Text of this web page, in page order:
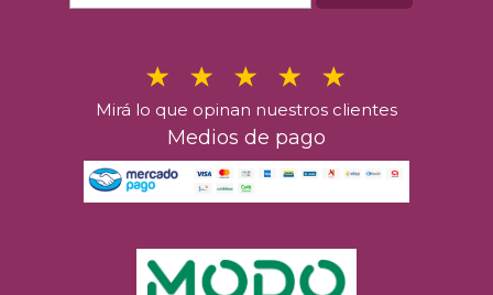
Mirá lo que opinan nuestros clientes
Medios de pago